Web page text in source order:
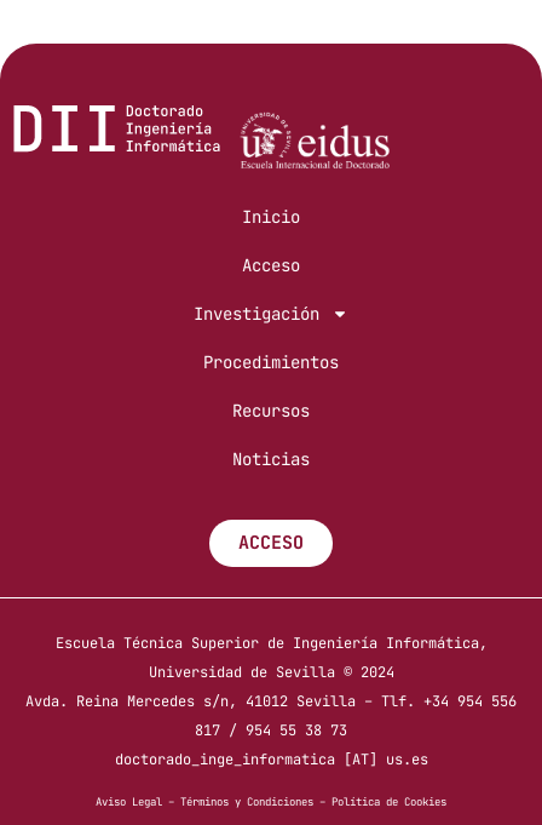
Inicio
Acceso
Investigación
Procedimientos
Recursos
Noticias
ACCESO
Escuela Técnica Superior de Ingeniería Informática,
Universidad de Sevilla © 2024
Avda. Reina Mercedes s/n, 41012 Sevilla – Tlf. +34 954 556
817 / 954 55 38 73
doctorado_inge_informatica [AT] us.es
Aviso Legal – Términos y Condiciones – Política de Cookies